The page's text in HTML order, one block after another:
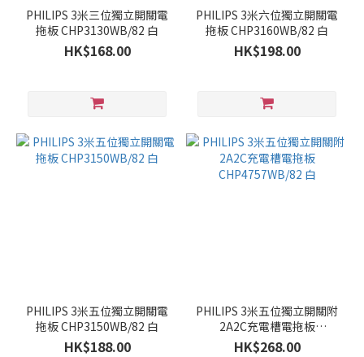
PHILIPS 3米三位獨立開關電
拖板 CHP3130WB/82 白
HK$168.00
PHILIPS 3米六位獨立開關電
拖板 CHP3160WB/82 白
HK$198.00
PHILIPS 3米五位獨立開關電
拖板 CHP3150WB/82 白
HK$188.00
PHILIPS 3米五位獨立開關附
2A2C充電槽電拖板
CHP4757WB/82 白
HK$268.00